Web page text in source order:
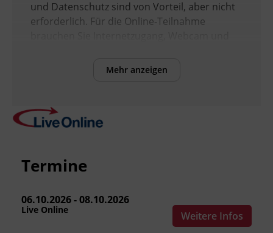
und Datenschutz sind von Vorteil, aber nicht
erforderlich. Für die Online-Teilnahme
Nach Abschluss des Kurses können die
Teilnehmenden:
die Grundlagen, Funktionsweise und
die Ziele des EU AI Act erklären und KI-
Systeme nach Risikoklassen einordnen.
die Rollen und Pflichten von
Mehr anzeigen
Termine
06.10.2026 - 08.10.2026
Live Online Weitere Infos